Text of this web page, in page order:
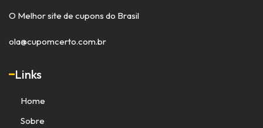
O Melhor site de cupons do Brasil
ola@cupomcerto.com.br
Links
Home
Sobre